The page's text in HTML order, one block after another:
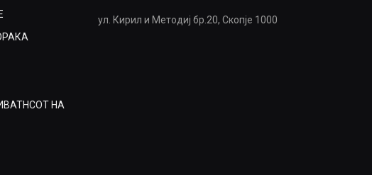
НА
ул. Кирил и Методиј бр.20, Скопје 1000